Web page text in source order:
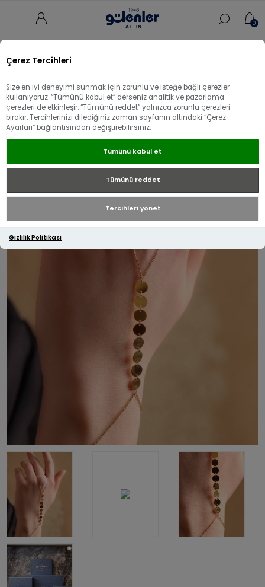
Çerez Tercihleri
Size en iyi deneyimi sunmak için zorunlu ve isteğe bağlı çerezler
kullanıyoruz. “Tümünü kabul et” derseniz analitik ve pazarlama
çerezleri de etkinleşir. “Tümünü reddet” yalnızca zorunlu çerezleri
bırakır. Tercihlerinizi dilediğiniz zaman sayfanın altındaki “Çerez
Ayarları” bağlantısından değiştirebilirsiniz.
Tümünü kabul et
Tümünü reddet
Tercihleri yönet
Gizlilik Politikası
0
22 Ayar Altın Pul Şahmeran